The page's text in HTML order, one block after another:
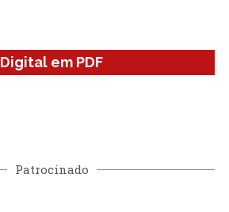
Digital em PDF
Patrocinado